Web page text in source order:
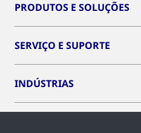
PRODUTOS E SOLUÇÕES
SERVIÇO E SUPORTE
INDÚSTRIAS